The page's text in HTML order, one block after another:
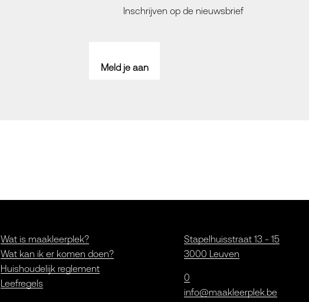
Inschrijven op de nieuwsbrief
Meld je aan
Wat is maakleerplek?
Wat kan ik er komen doen?
Huishoudelijk reglement
Leefregels
Stapelhuisstraat 13 - 15
3000 Leuven
0
info@maakleerplek.be